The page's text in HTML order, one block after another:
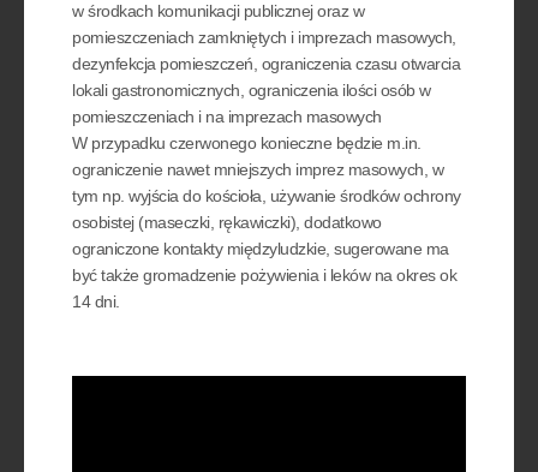
w środkach komunikacji publicznej oraz w
pomieszczeniach zamkniętych i imprezach masowych,
dezynfekcja pomieszczeń, ograniczenia czasu otwarcia
lokali gastronomicznych, ograniczenia ilości osób w
pomieszczeniach i na imprezach masowych
W przypadku czerwonego konieczne będzie m.in.
ograniczenie nawet mniejszych imprez masowych, w
tym np. wyjścia do kościoła, używanie środków ochrony
osobistej (maseczki, rękawiczki), dodatkowo
ograniczone kontakty międzyludzkie, sugerowane ma
być także gromadzenie pożywienia i leków na okres ok
14 dni.